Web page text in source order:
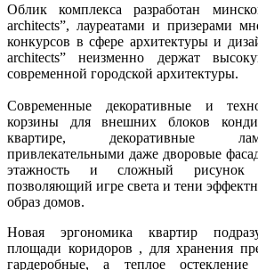
Облик комплекса разработан
architects”, лауреатами и призерами
конкурсов в сфере архитектуры и
architects” неизменно держат
современной городской архитектуры.
Современные декоративные и
корзины для внешних блоков
квартире, декоративные
привлекательными даже дворовые
этажность и сложный рисунок
позволяющий игре света и тени
образ домов.
Новая эргономика квартир
площади коридоров , для хранения
гардеробные, а теплое